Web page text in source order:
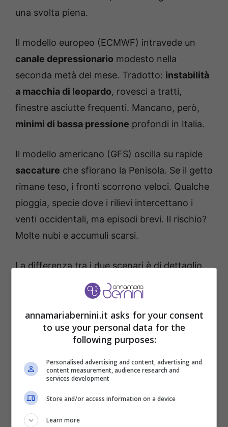
una svolta piena.
Il modello europeo (ECMWF) intravede un
canale depressionario modesto nella
seconda metà del mese. Tradotto: instabilità
a macchia di leopardo, rovesci a tratti,
finestre asciutte frequenti. Mancano, però,
minimi di bassa pressione profondi in Italia.
Il modello americano (GFS) oscilla su rapide
saccature che sfiorano la Penisola. Se il getto
rimane teso, i fronti scorrono veloci. Qualche
pioggia, specie dove i rilievi intercettano i
venti occidentali, ma episodi brevi. Il rischio?
Molte nubi e accumuli scarsi.
La differenza tra i due scenari è di dettaglio,
non di sostanza. Entrambi convergono su
episodica, più evidente a metà
mese, senza il classico “treno” di
perturbazioni di stampo primaverile.
Cosa serve per una svolta
piovosa
Due condizioni, chiare e insieme delicate:
annamariabernini.it asks for your consent
to use your personal data for the
following purposes:
Personalised advertising and content, advertising and
content measurement, audience research and
services development
Store and/or access information on a device
Learn more